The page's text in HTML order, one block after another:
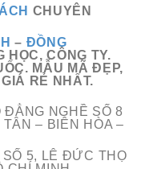
CHUYÊN
– ĐỒNG
HỌC, CÔNG TY.
MẪU MÃ ĐẸP,
RẺ NHẤT.
ĐẲNG NGHỀ SỐ 8
– BIÊN HÒA –
5, LÊ ĐỨC THỌ